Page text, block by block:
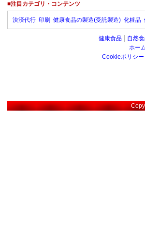
■注目カテゴリ・コンテンツ
決済代行 印刷 健康食品の製造(受託製造) 化粧品
健康食品 自然
ホー
Cookieポリシー